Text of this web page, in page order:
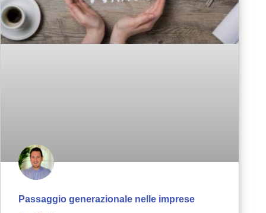
Passaggio generazionale nelle imprese